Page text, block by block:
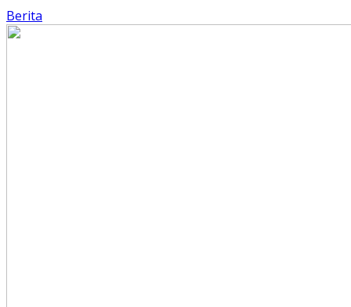
Berita